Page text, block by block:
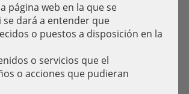
página web en la que se
se dará a entender que
o puestos a disposición en la
o servicios que el
o acciones que pudieran